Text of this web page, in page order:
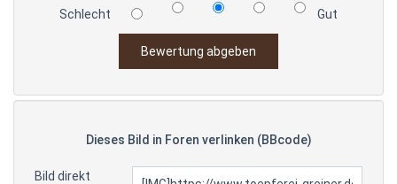
Schlecht Gut
Dieses Bild in Foren verlinken (BBcode)
Bild direkt